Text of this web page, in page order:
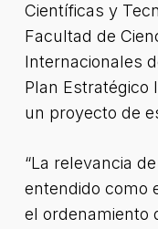
Científicas y
Facultad de
Internacionales
Plan Estratégico
un proyecto de
“La relevancia
entendido como
el ordenamiento